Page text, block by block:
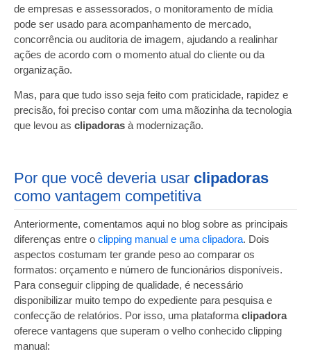
de empresas e assessorados, o monitoramento de mídia
pode ser usado para acompanhamento de mercado,
concorrência ou auditoria de imagem, ajudando a realinhar
ações de acordo com o momento atual do cliente ou da
organização.
Mas, para que tudo isso seja feito com praticidade, rapidez e
precisão, foi preciso contar com uma mãozinha da tecnologia
que levou as clipadoras à modernização.
Por que você deveria usar clipadoras
como vantagem competitiva
Anteriormente, comentamos aqui no blog sobre as principais
diferenças entre o clipping manual e uma clipadora. Dois
aspectos costumam ter grande peso ao comparar os
formatos: orçamento e número de funcionários disponíveis.
Para conseguir clipping de qualidade, é necessário
disponibilizar muito tempo do expediente para pesquisa e
confecção de relatórios. Por isso, uma plataforma clipadora
oferece vantagens que superam o velho conhecido clipping
manual: